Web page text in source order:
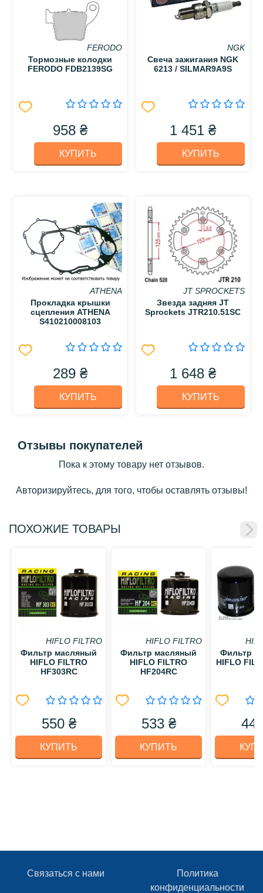
FERODO
Тормозные колодки
FERODO FDB2139SG
958 ₴
КУПИТЬ
NGK
Свеча зажигания NGK
6213 / SILMAR9A9S
1 451 ₴
КУПИТЬ
ATHENA
Прокладка крышки
сцепления ATHENA
S410210008103
289 ₴
КУПИТЬ
JT SPROCKETS
Звезда задняя JT
Sprockets JTR210.51SC
1 648 ₴
КУПИТЬ
Отзывы покупателей
Пока к этому товару нет отзывов.
Авторизируйтесь, для того, чтобы оставлять отзывы!
ПОХОЖИЕ ТОВАРЫ
HIFLO FILTRO
Фильтр масляный
HIFLO FILTRO
HF303RC
550 ₴
КУПИТЬ
HIFLO FILTRO
Фильтр масляный
HIFLO FILTRO
HF204RC
533 ₴
КУПИТЬ
Фильтр
HIFLO
Связаться с нами
Политика
конфиденциальности